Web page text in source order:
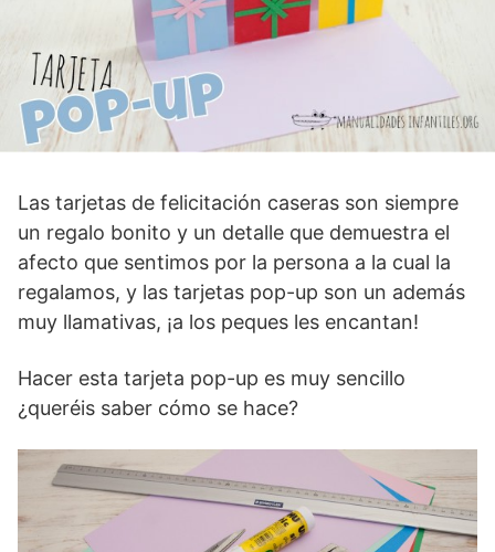
Las tarjetas de felicitación caseras son siempre
un regalo bonito y un detalle que demuestra el
afecto que sentimos por la persona a la cual la
regalamos, y las tarjetas pop-up son un además
muy llamativas, ¡a los peques les encantan!
Hacer esta tarjeta pop-up es muy sencillo
¿queréis saber cómo se hace?